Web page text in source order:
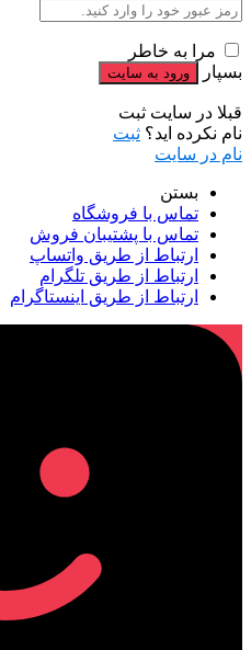
مرا به خاطر
بسپار
قبلا در سایت ثبت
نام نکرده اید؟ ثبت
نام در سایت
بستن
تماس با فروشگاه
تماس با پشتیبان فروش
ارتباط از طریق واتساپ
ارتباط از طریق تلگرام
ارتباط از طریق اینستاگرام